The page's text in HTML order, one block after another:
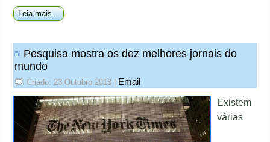
Leia mais...
Pesquisa mostra os dez melhores jornais do
mundo
Criado: 23 Outubro 2018 Email
Existem
várias